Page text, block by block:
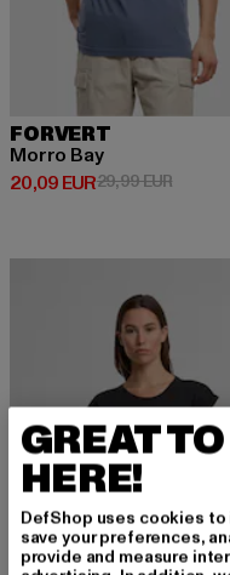
FORVERT
Morro Bay
20,09 EUR
Derzeitiger Preis: 20,09
29,99 EUR
GREAT
HERE!
DefShop uses cookies
save your preferences,
provide and measure